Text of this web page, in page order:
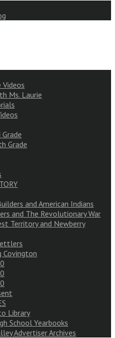
Videos
Ms. Laurie
Grade
and American Indians
and The Revolutionary War
Territory and Newberry
Covington
Library
School Yearbooks
Advertiser Archives